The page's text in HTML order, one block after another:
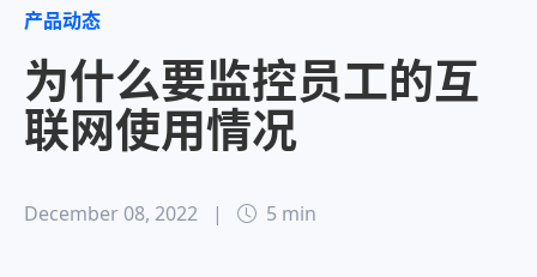
产品动态
为什么要监控员工的互
联网使用情况
December 08, 2022 | 5 min